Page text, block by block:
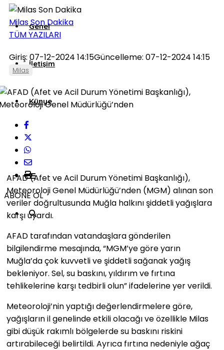
Genel
İletişim
Künye
Milas Son Dakika
TÜM YAZILARI
Giriş: 07-12-2024 14:15Güncelleme: 07-12-2024 14:15
Milas
ABONE OL
AFAD (Afet ve Acil Durum Yönetimi Başkanlığı),
Meteoroloji Genel Müdürlüğü’nden (MGM) alınan son
veriler doğrultusunda Muğla halkını şiddetli yağışlara
karşı uyardı.
AFAD tarafından vatandaşlara gönderilen
bilgilendirme mesajında, “MGM’ye göre yarın
Muğla’da çok kuvvetli ve şiddetli sağanak yağış
bekleniyor. Sel, su baskını, yıldırım ve fırtına
tehlikelerine karşı tedbirli olun” ifadelerine yer verildi.
Meteoroloji’nin yaptığı değerlendirmelere göre,
yağışların il genelinde etkili olacağı ve özellikle Milas
gibi düşük rakımlı bölgelerde su baskını riskini
artırabileceği belirtildi. Ayrıca fırtına nedeniyle ağaç